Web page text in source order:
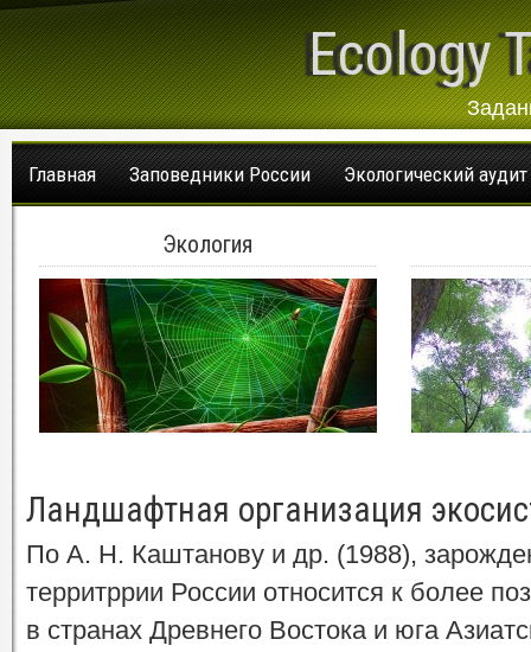
Ecology
Главная Заповедники России Экологический аудит
Экология
Ландшафтная организация
По А. Н. Каштанову и др. (1988),
территррии России относится к более
в странах Древнего Востока и юга